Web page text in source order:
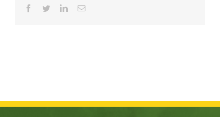
Facebook LinkedInE-